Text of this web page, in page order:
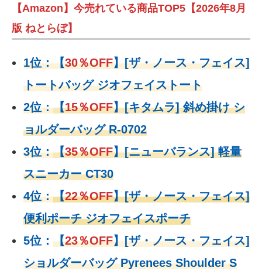
【Amazon】今売れている商品TOP5【2026年8月
版 ねとらぼ】
1位：【30％OFF】[ザ・ノース・フェイス]
トートバッグ ジオフェイストート
2位：【15％OFF】[キタムラ] 斜め掛け シ
ョルダーバッグ R-0702
3位：【35％OFF】[ニューバランス] 軽量
スニーカー CT30
4位：【22％OFF】[ザ・ノース・フェイス]
便利ポーチ ジオフェイスポーチ
5位： 【23％OFF】[ザ・ノース・フェイス]
ショルダーバッグ Pyrenees Shoulder S